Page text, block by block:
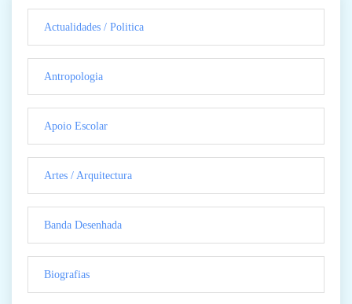
Actualidades / Politica
Antropologia
Apoio Escolar
Artes / Arquitectura
Banda Desenhada
Biografias